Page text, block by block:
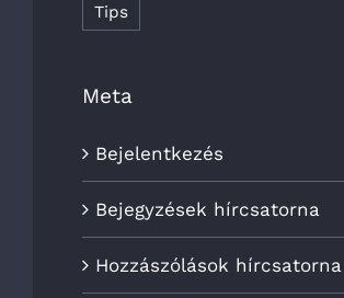
Tips
Meta
Bejelentkezés
Bejegyzések hírcsatorna
Hozzászólások hírcsatorna